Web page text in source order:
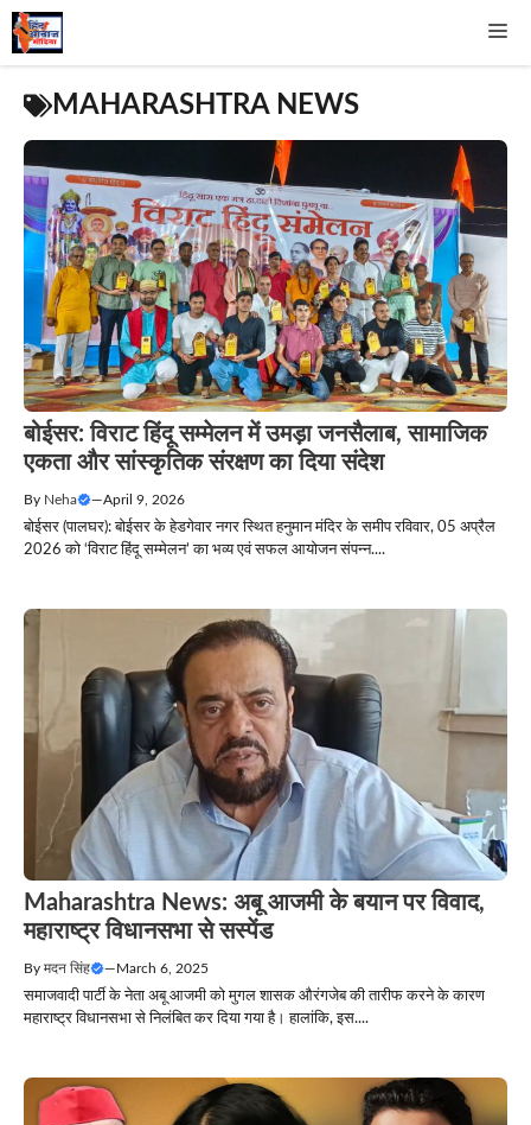
Skip
to
MAHARASHTRA NEWS
बोईसर: विराट हिंदू सम्मेलन में उमड़ा जनसैलाब, सामाजिक
एकता और सांस्कृतिक संरक्षण का दिया संदेश
By Neha —April 9, 2026
बोईसर (पालघर): बोईसर के हेडगेवार नगर स्थित हनुमान मंदिर के समीप रविवार, 05 अप्रैल
2026 को ‘विराट हिंदू सम्मेलन’ का भव्य एवं सफल आयोजन संपन्न....
Maharashtra News: अबू आजमी के बयान पर विवाद,
महाराष्ट्र विधानसभा से सस्पेंड
By मदन सिंह — March 6, 2025
समाजवादी पार्टी के नेता अबू आजमी को मुगल शासक औरंगजेब की तारीफ करने के कारण
महाराष्ट्र विधानसभा से निलंबित कर दिया गया है। हालांकि, इस....